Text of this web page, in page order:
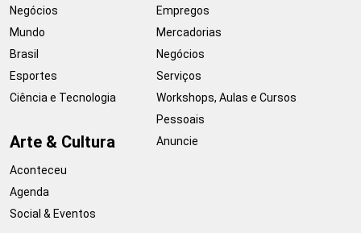
Negócios
Mundo
Brasil
Esportes
Ciência e Tecnologia
Arte & Cultura
Aconteceu
Agenda
Social & Eventos
Empregos
Mercadorias
Negócios
Serviços
Workshops, Aulas e Cursos
Pessoais
Anuncie